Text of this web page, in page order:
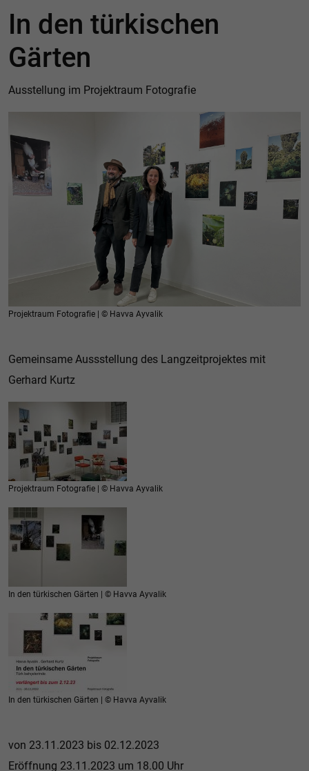
In den türkischen
Gärten
Ausstellung im Projektraum Fotografie
Projektraum Fotografie | © Havva Ayvalik
Gemeinsame Aussstellung des Langzeitprojektes mit
Gerhard Kurtz
Projektraum Fotografie | © Havva Ayvalik
In den türkischen Gärten | © Havva Ayvalik
In den türkischen Gärten | © Havva Ayvalik
von 23.11.2023 bis 02.12.2023
Eröffnung 23.11.2023 um 18.00 Uhr